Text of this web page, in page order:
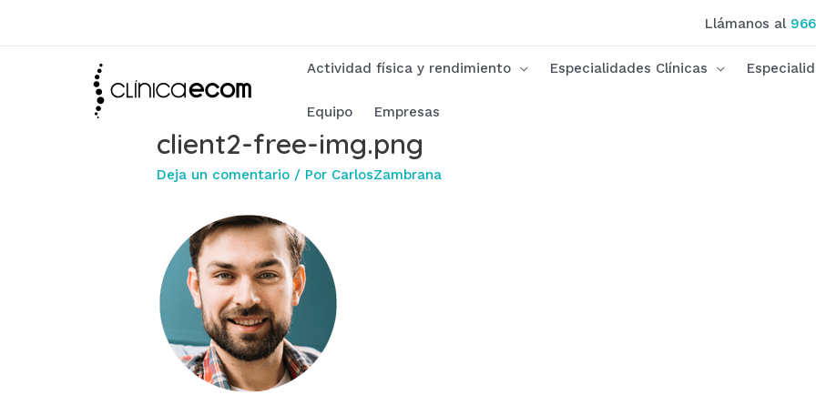
Llámanos al
Actividad física y rendimiento Especialidades Clínicas
Equipo Empresas
client2-free-img.png
Deja un comentario / Por CarlosZambrana